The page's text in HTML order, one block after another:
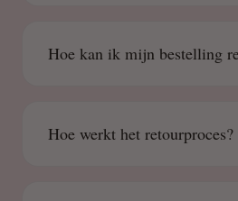
Hoe kan ik mijn bestelling
Hoe werkt het retourproces?